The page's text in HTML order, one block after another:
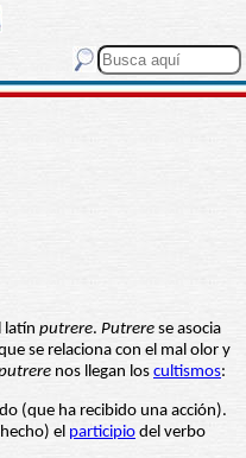
latín putrere. Putrere se asocia
se relaciona con el mal olor y
nos llegan los cultismos:
(que ha recibido una acción).
el participio del verbo